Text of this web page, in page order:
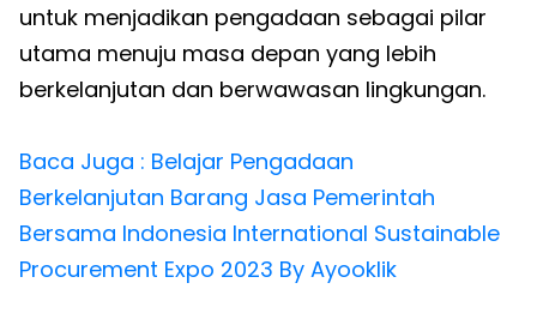
untuk menjadikan pengadaan sebagai pilar
utama menuju masa depan yang lebih
berkelanjutan dan berwawasan lingkungan.
Baca Juga : Belajar Pengadaan
Berkelanjutan Barang Jasa Pemerintah
Bersama Indonesia International Sustainable
Procurement Expo 2023 By Ayooklik